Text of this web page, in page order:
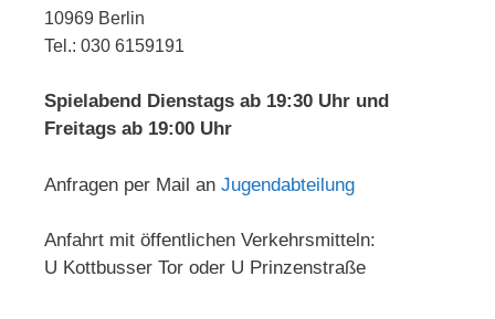
10969 Berlin
Tel.: 030 6159191
Spielabend Dienstags ab 19:30 Uhr und
Freitags ab 19:00 Uhr
Anfragen per Mail an Jugendabteilung
Anfahrt mit öffentlichen Verkehrsmitteln:
U Kottbusser Tor oder U Prinzenstraße